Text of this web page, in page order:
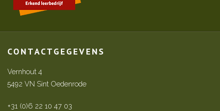
CONTACTGEGEVENS
Vernhout 4
5492 VN Sint Oedenrode
+31 (0)6 22 10 47 03